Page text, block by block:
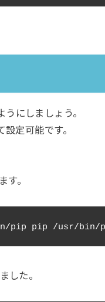
にしましょう。
設定可能です。
す。
した。